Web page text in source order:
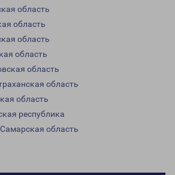
область
область
область
область
область
область
область
республика
область